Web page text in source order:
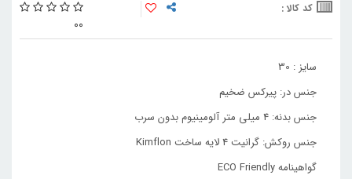
کد کالا :
00
سایز : 30
جنس در: پیرکس ضخیم
جنس بدنه: 4 میلی متر آلومینیوم بدون سرب
جنس روکش: گرانیت 4 لایه ساخت Kimflon
گواهینامه ECO Friendly